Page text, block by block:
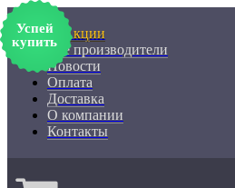
% Акции
Все производители
Новости
Оплата
Доставка
О компании
Контакты
Успей
купить